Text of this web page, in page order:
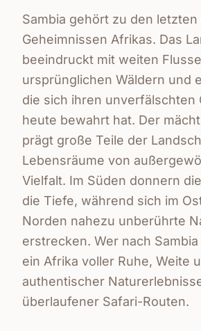
Sambia gehört zu den
Geheimnissen Afrikas. Das
beeindruckt mit weiten
ursprünglichen Wäldern und
die sich ihren unverfälschten
heute bewahrt hat. Der
prägt große Teile der
Lebensräume von
Vielfalt. Im Süden donnern
die Tiefe, während sich im
Norden nahezu unberührte
erstrecken. Wer nach
ein Afrika voller Ruhe, Weite
authentischer
überlaufener Safari-Routen.